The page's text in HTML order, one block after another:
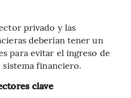
privado y las
deberían tener un
para evitar el ingreso de
financiero.
clave